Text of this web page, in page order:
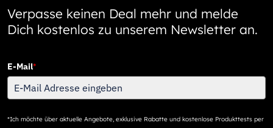
Verpasse keinen Deal mehr und melde
Dich kostenlos zu unserem Newsletter an.
E-Mail*
*Ich möchte über aktuelle Angebote, exklusive Rabatte und kostenlose Produkttests per